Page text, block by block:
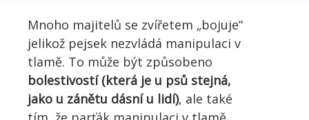
Mnoho majitelů se zvířetem „bojuje“
jelikož pejsek nezvládá manipulaci v
tlamě. To může být způsobeno
bolestivostí (která je u psů stejná,
jako u zánětu dásní u lidí), ale také